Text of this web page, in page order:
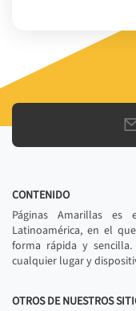
CONTENIDO
Páginas Amarillas
Latinoamérica, en el
forma rápida y sencilla.
cualquier lugar y
OTROS DE NUESTROS